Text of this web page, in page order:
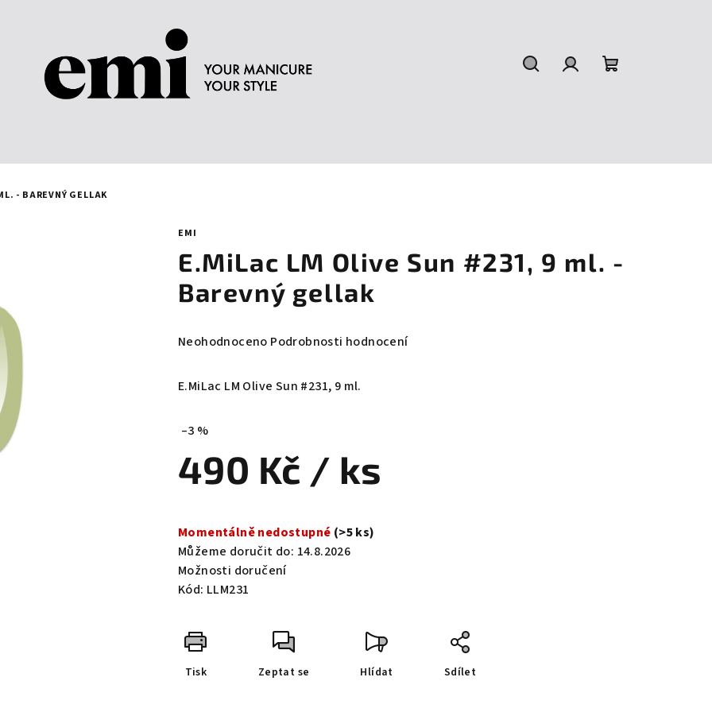
- BAREVNÝ GELLAK
EMI
E.MiLac LM Olive Sun #231, 9 ml. -
Barevný gellak
Průměrné
produktu
z
hvězdiček.
Neohodnoceno Podrobnosti hodnocení
E.MiLac LM Olive Sun #231, 9 ml.
–3 %
490 Kč / ks
cena:
Momentálně nedostupné (>5 ks)
Můžeme doručit do: 14.8.2026
Možnosti doručení
Kód: LLM231
Tisk Zeptat se Hlídat Sdílet